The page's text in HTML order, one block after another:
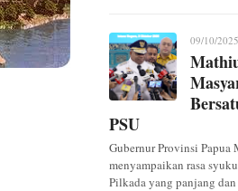
09/10/2025
PSU
Gubernur Provinsi Papua
menyampaikan rasa
Pilkada yang panjang